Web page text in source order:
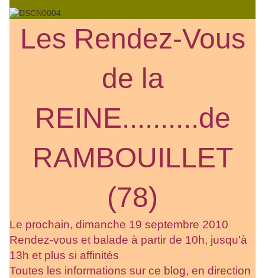
Les Rendez-Vous
de la
REINE..........de
RAMBOUILLET
(78)
Le prochain, dimanche 19 septembre 2010
Rendez-vous et balade à partir de 10h, jusqu'à
13h et plus si affinités
Toutes les informations sur ce blog, en direction